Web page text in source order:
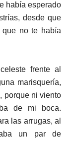
había esperado
desde que
que no te había
frente al
marisquería,
porque ni viento
de mi boca.
las arrugas, al
un par de